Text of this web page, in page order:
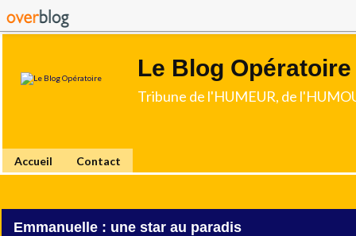
Le Blog Opératoire
Tribune de l'HUMEUR, de
Accueil Contact
Emmanuelle : une star au paradis